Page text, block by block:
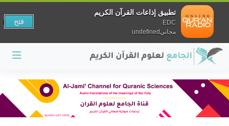
تطبيق إذاعات القرآن الكريم
EDC
مجانيundefined
فتح